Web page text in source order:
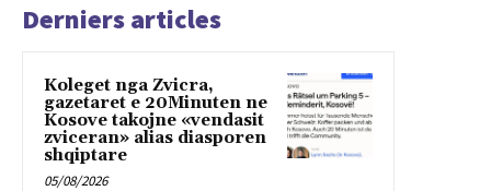
Derniers articles
Koleget nga Zvicra,
gazetaret e 20Minuten ne
Kosove takojne «vendasit
zviceran» alias diasporen
shqiptare
05/08/2026